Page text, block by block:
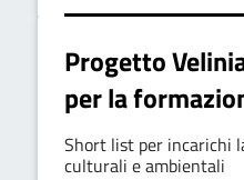
Progetto
per la
List di esperti
Short list per incarichi
culturali e ambientali